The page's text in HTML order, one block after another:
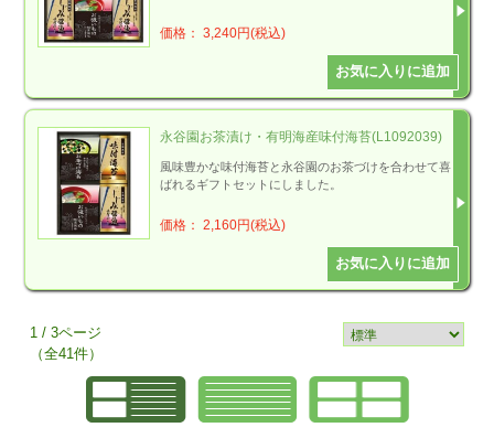
価格： 3,240円(税込)
永谷園お茶漬け・有明海産味付海苔(L1092039)
風味豊かな味付海苔と永谷園のお茶づけを合わせて喜
ばれるギフトセットにしました。
価格： 2,160円(税込)
1 / 3ページ
（全41件）